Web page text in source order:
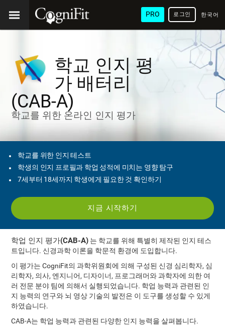
PRO 한국어
/ 韓國
語
로그인
학교 인지 평
가 배터리
(CAB-A)
학교를 위한 온라인 인지 평가
학교를 위한 인지 테스트
학생의 인지 프로필과 학업 성적에 미치는 영향 탐구
7세부터 18세까지 학생에게 필요한 것 확인하기
지금 시작하기
학업 인지 평가(CAB-A) 는 학교를 위해 특별히 제작된 인지 테스
트입니다. 신경과학 이론을 학문적 환경에 도입합니다.
이 평가는 CogniFit의 과학위원회에 의해 구성된 신경 심리학자, 심
리학자, 의사, 엔지니어, 디자이너, 프로그래머와 과학자에 의한 여
러 전문 분야 팀에 의해서 실행되었습니다. 학업 능력과 관련된 인
지 능력의 연구와 뇌 영상 기술의 발전은 이 도구를 생성할 수 있게
하였습니다.
CAB-A는 학업 능력과 관련된 다양한 인지 능력을 살펴봅니다.